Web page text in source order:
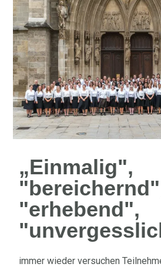
„Einmalig",
"erhebend",
immer wieder versuchen